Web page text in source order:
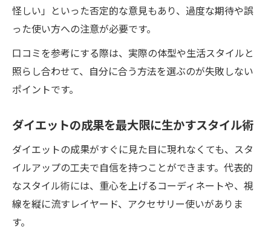
怪しい」といった否定的な意見もあり、過度な期待や誤
った使い方への注意が必要です。
口コミを参考にする際は、実際の体型や生活スタイルと
照らし合わせて、自分に合う方法を選ぶのが失敗しない
ポイントです。
ダイエットの成果を最大限に生かすスタイル術
ダイエットの成果がすぐに見た目に現れなくても、スタ
イルアップの工夫で自信を持つことができます。代表的
なスタイル術には、重心を上げるコーディネートや、視
線を縦に流すレイヤード、アクセサリー使いがありま
す。